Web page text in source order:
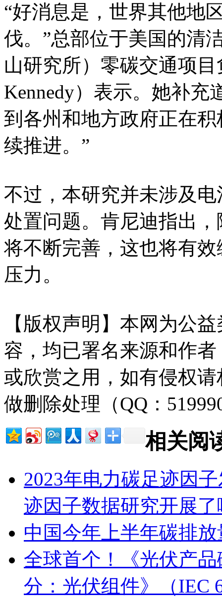
“好消息是，世界其他地
伐。”总部位于美国的清
山研究所）零碳交通项
Kennedy）表示。她补充
到各州和地方政府正在
续推进。”
不过，本研究并未涉及
处置问题。肯尼迪指出
将不断完善，这也将有
压力。
【版权声明】本网为公
容，均已署名来源和作
或欣赏之用，如有侵权
做删除处理（QQ：
相关阅
2023年电力碳足迹因
迹因子数据研究开展
中国今年上半年碳排
全球首个！《光伏产
分：光伏组件》（IEC